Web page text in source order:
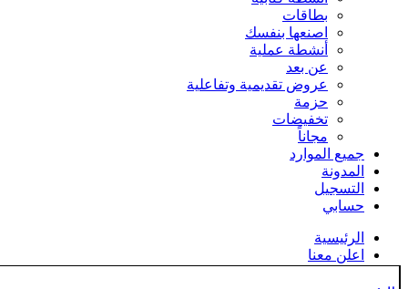
بطاقات
اصنعها بنفسك
أنشطة عملية
عن بعد
عروض تقديمية وتفاعلية
حزمة
تخفيضات
مجاناً
جميع الموارد
المدونة
التسجيل
حسابي
الرئيسية
اعلن معنا